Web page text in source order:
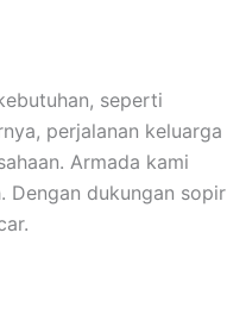
seperti
perjalanan keluarga
Armada kami
Dengan dukungan sopir